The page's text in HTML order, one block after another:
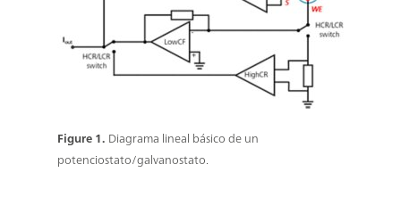
Figure 1. Diagrama lineal básico de un
potenciostato/galvanostato.